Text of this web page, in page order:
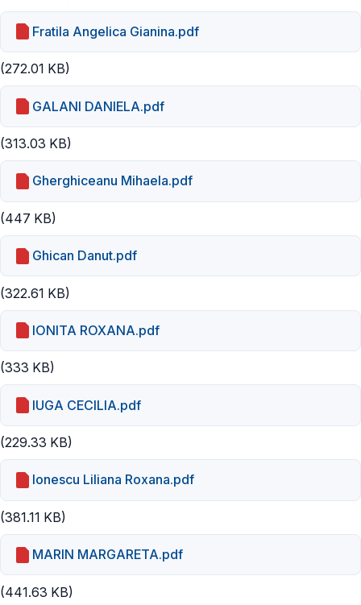
Fratila Angelica Gianina.pdf
(272.01 KB)
GALANI DANIELA.pdf
(313.03 KB)
Gherghiceanu Mihaela.pdf
(447 KB)
Ghican Danut.pdf
(322.61 KB)
IONITA ROXANA.pdf
(333 KB)
IUGA CECILIA.pdf
(229.33 KB)
Ionescu Liliana Roxana.pdf
(381.11 KB)
MARIN MARGARETA.pdf
(441.63 KB)